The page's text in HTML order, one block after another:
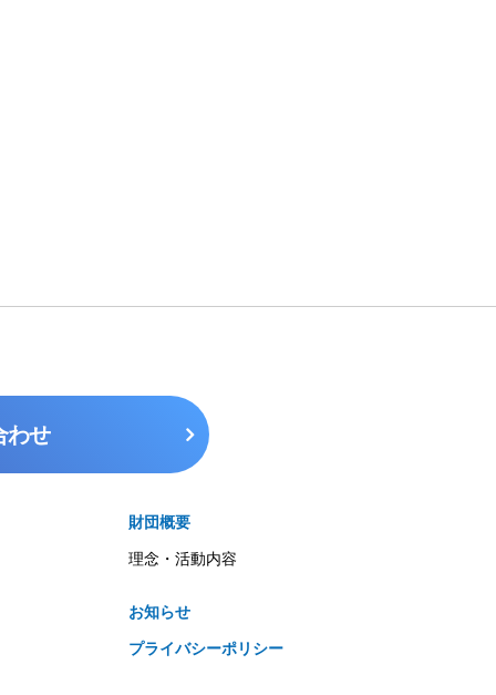
わせ
財団概要
理念・活動内容
お知らせ
プライバシーポリシー